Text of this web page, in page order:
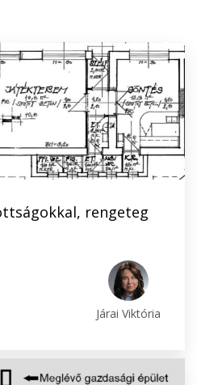
rengeteg
Járai Viktória